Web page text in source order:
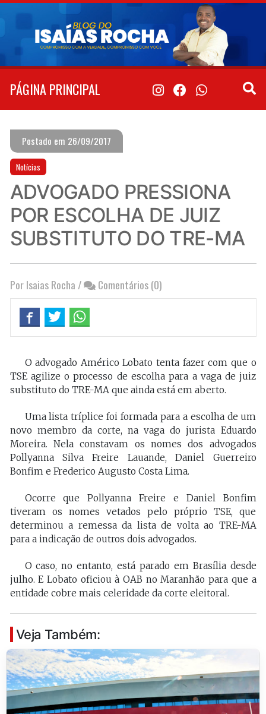
Pular
conteúdo
PÁGINA PRINCIPAL
Postado em 26/09/2017
Notícias
ADVOGADO PRESSIONA
POR ESCOLHA DE JUIZ
SUBSTITUTO DO TRE-MA
Por Isaias Rocha / Comentários (0)
O advogado Américo Lobato tenta fazer com que o
TSE agilize o processo de escolha para a vaga de juiz
substituto do TRE-MA que ainda está em aberto.
Uma lista tríplice foi formada para a escolha de um
novo membro da corte, na vaga do jurista Eduardo
Moreira. Nela constavam os nomes dos advogados
Pollyanna Silva Freire Lauande, Daniel Guerreiro
Bonfim e Frederico Augusto Costa Lima.
Ocorre que Pollyanna Freire e Daniel Bonfim
tiveram os nomes vetados pelo próprio TSE, que
determinou a remessa da lista de volta ao TRE-MA
para a indicação de outros dois advogados.
O caso, no entanto, está parado em Brasília desde
julho. E Lobato oficiou à OAB no Maranhão para que a
entidade cobre mais celeridade da corte eleitoral.
Veja Também: